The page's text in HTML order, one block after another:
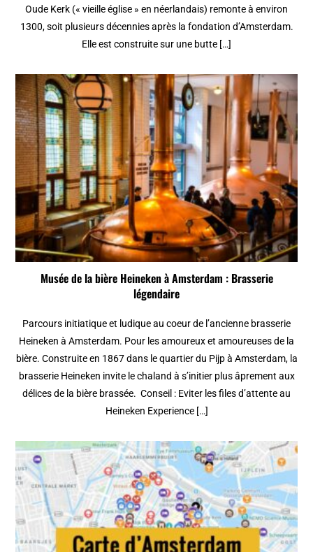
Oude Kerk (« vieille église » en néerlandais) remonte à environ
1300, soit plusieurs décennies après la fondation d’Amsterdam.
Elle est construite sur une butte […]
Musée de la bière Heineken à Amsterdam : Brasserie
légendaire
Parcours initiatique et ludique au coeur de l’ancienne brasserie
Heineken à Amsterdam. Pour les amoureux et amoureuses de la
bière. Construite en 1867 dans le quartier du Pijp à Amsterdam, la
brasserie Heineken invite le chaland à s’initier plus âprement aux
délices de la bière brassée. Conseil : Eviter les files d’attente au
Heineken Experience […]